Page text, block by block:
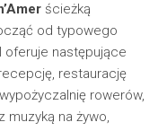
ścieżką
od typowego
oferuje następujące
restaurację
rowerów,
muzyką na żywo,